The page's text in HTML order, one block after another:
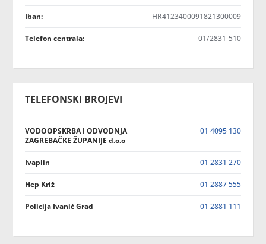
Iban: HR4123400091821300009
Telefon centrala: 01/2831-510
TELEFONSKI BROJEVI
VODOOPSKRBA I ODVODNJA
ZAGREBAČKE ŽUPANIJE d.o.o
01 4095 130
Ivaplin 01 2831 270
Hep Križ 01 2887 555
Policija Ivanić Grad 01 2881 111